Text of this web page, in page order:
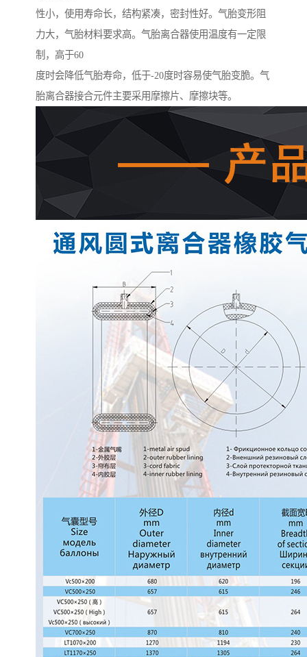
性小，使用寿命长，结构紧凑，密封性好。气胎变形阻
力大，气胎材料要求高。气胎离合器使用温度有一定限
制，高于60
度时会降低气胎寿命，低于-20度时容易使气胎变脆。气
胎离合器接合元件主要采用摩擦片、摩擦块等。